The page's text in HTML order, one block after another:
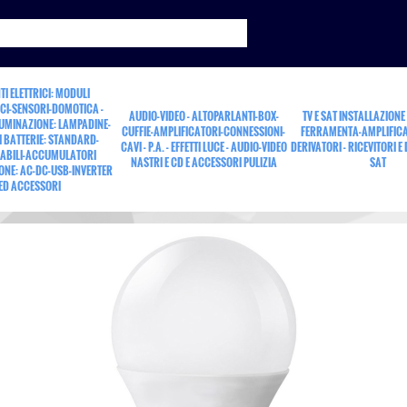
ELETTRICI: MODULI
SENSORI-DOMOTICA -
LAMPADINE-
BATTERIE: STANDARD-
ACCUMULATORI
AC-DC-USB-INVERTER
ACCESSORI
AUDIO-VIDEO - ALTOPARLANTI-BOX-
CUFFIE-AMPLIFICATORI-CONNESSIONI-
CAVI - P.A. - EFFETTI LUCE - AUDIO-VIDEO
NASTRI E CD E ACCESSORI PULIZIA
TV E SAT
FERRAMENTA-
DERIVATORI - RICEVITORI E
SAT